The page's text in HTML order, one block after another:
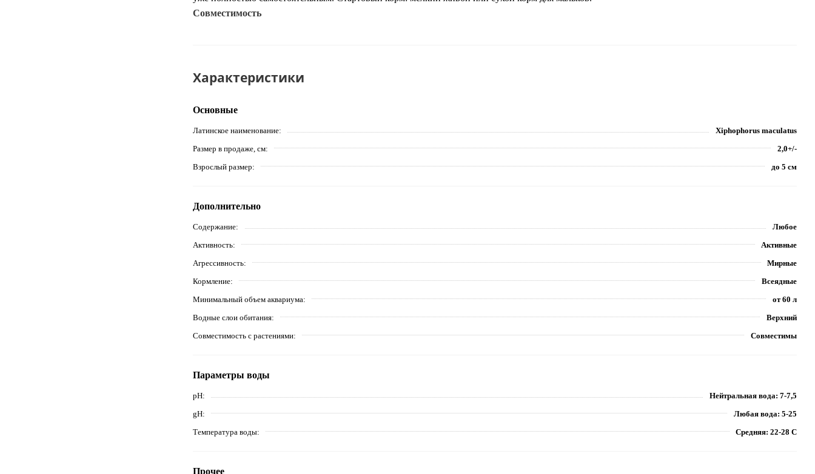
Совместимость
Характеристики
Основные
Латинское наименование
Xiphophorus maculatus
Размер в продаже, см
2,0+/-
Взрослый размер
до 5 см
Дополнительно
Содержание
Любое
Активность
Активные
Агрессивность
Мирные
Кормление
Всеядные
Минимальный объем аквариума
от 60 л
Водные слои обитания
Верхний
Совместимость с растениями
Совместимы
Параметры воды
pH
Нейтральная вода: 7-7,5
gH
Любая вода: 5-25
Температура воды
Средняя: 22-28 С
Прочее